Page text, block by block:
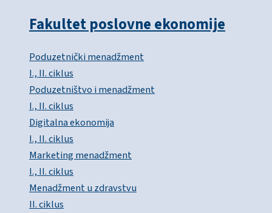
Fakultet poslovne ekonomije
Poduzetnički menadžment
I., II. ciklus
Poduzetništvo i menadžment
I., II. ciklus
Digitalna ekonomija
I., II. ciklus
Marketing menadžment
I., II. ciklus
Menadžment u zdravstvu
II. ciklus